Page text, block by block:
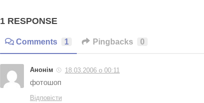
1 RESPONSE
Comments 1 Pingbacks 0
Анонім 18.03.2006 о 00:11
фoтошоп
Відповісти